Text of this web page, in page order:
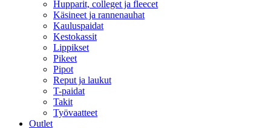
Hupparit, colleget ja fleecet
Käsineet ja rannenauhat
Kauluspaidat
Kestokassit
Lippikset
Pikeet
Pipot
Reput ja laukut
T-paidat
Takit
Työvaatteet
Outlet